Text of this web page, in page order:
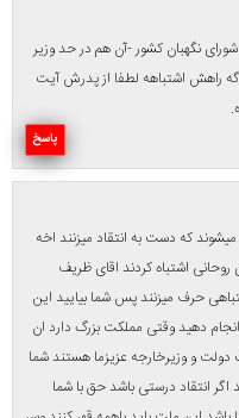
منفی (-)هایتون جواب نظراتون می
پاسخ
* دیدگاه‌های ارسال شده توسط شما، حداکثر تا ۲۴ ساعت پس از تأیید
منتشر نمی‌شود.
منتشر نمی‌شود.
خبری با نظر منتشر شده